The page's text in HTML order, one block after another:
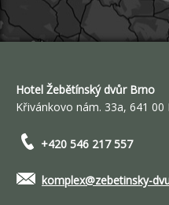
Hotel Žebětínský dvůr Brno
Křivánkovo nám. 33a, 641 00
+420 546 217 557
komplex@zebetinsky-